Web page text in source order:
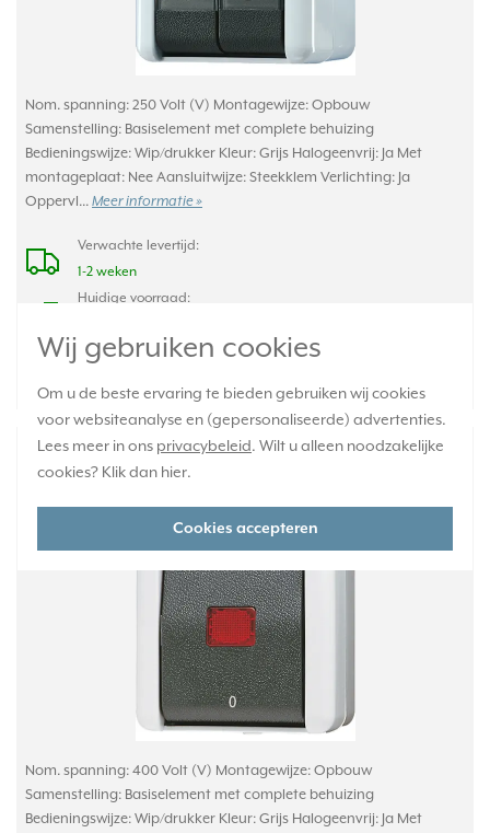
Wij gebruiken cookies
Om u de beste ervaring te bieden gebruiken wij cookies
voor websiteanalyse en (gepersonaliseerde) advertenties.
Lees meer in ons privacybeleid. Wilt u alleen noodzakelijke
cookies? Klik dan hier.
Cookies accepteren
Nom. spanning: 250 Volt (V) Montagewijze: Opbouw
Samenstelling: Basiselement met complete behuizing
Bedieningswijze: Wip/drukker Kleur: Grijs Halogeenvrij: Ja Met
montageplaat: Nee Aansluitwijze: Steekklem Verlichting: Ja
Oppervl... Meer informatie »
Verwachte levertijd:
1-2 weken
Huidige voorraad:
29,95
JUNG driepolige schakelaar met
controlevenster opbouw IP44 WG800 (803
KOW)
Nom. spanning: 400 Volt (V) Montagewijze: Opbouw
Samenstelling: Basiselement met complete behuizing
Bedieningswijze: Wip/drukker Kleur: Grijs Halogeenvrij: Ja Met